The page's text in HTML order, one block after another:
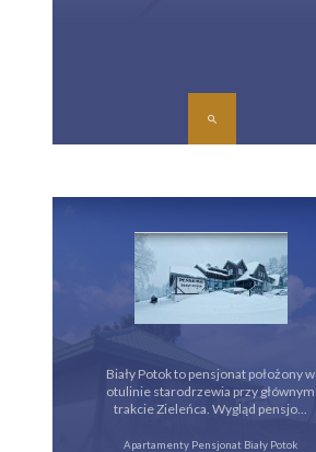
Biały Potok to pensjonat położony w
otulinie starodrzewia przy głównym
trakcie Zieleńca. Wygląd pensjo...
Apartamenty Pensjonat Biały Potok